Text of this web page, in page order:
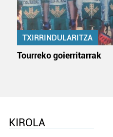
TXIRRINDULARITZA
Tourreko goierritarrak
KIROLA